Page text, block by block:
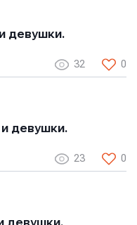
девушки.
32 0
девушки.
23 0
девушки.